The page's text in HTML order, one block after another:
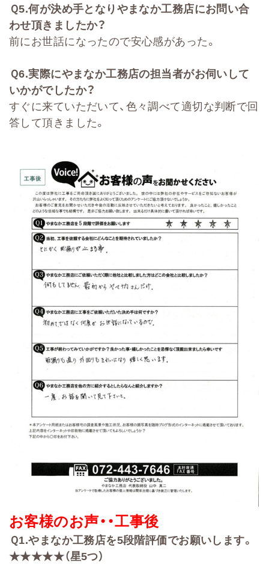
Ｑ5.何が決め手となりやまなか工務店にお問い合
わせ頂きましたか？
前にお世話になったので安心感があった。
Ｑ6.実際にやまなか工務店の担当者がお伺いして
いかがでしたか？
すぐに来ていただいて、色々調べて適切な判断で回
答して頂きました。
お客様のお声・・工事後
Ｑ1.やまなか工務店を5段階評価でお願いします。
★★★★★（星5つ）